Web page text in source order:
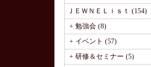
ＪＥＷＮＥＬｉｓｔ (154)
+ 勉強会 (8)
+ イベント (57)
+ 研修＆セミナー (5)